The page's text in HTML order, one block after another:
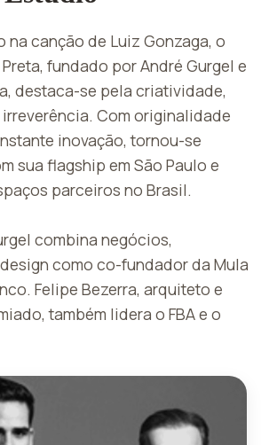
na canção de Luiz Gonzaga, o
fundado por André Gurgel e
destaca-se pela criatividade,
irreverência. Com originalidade
inovação, tornou-se
sua flagship em São Paulo e
parceiros no Brasil.
combina negócios,
como co-fundador da Mula
Felipe Bezerra, arquiteto e
também lidera o FBA e o